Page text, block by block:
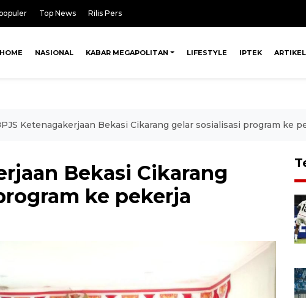
Top News Rilis Pers
HOME NASIONAL KABAR MEGAPOLITAN LIFESTYLE IPTEK ARTIKEL
Ketenagakerjaan Bekasi Cikarang gelar sosialisasi program ke
Bekasi Cikarang
ke pekerja